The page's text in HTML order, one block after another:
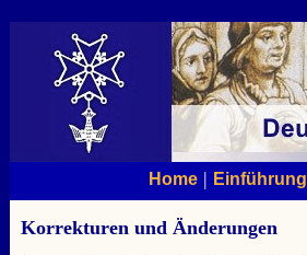
Home| Einführung
Korrekturen und Änderungen